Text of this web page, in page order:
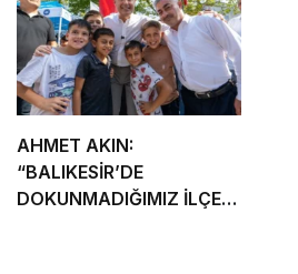
AHMET AKIN:
“BALIKESİR’DE
DOKUNMADIĞIMIZ İLÇE